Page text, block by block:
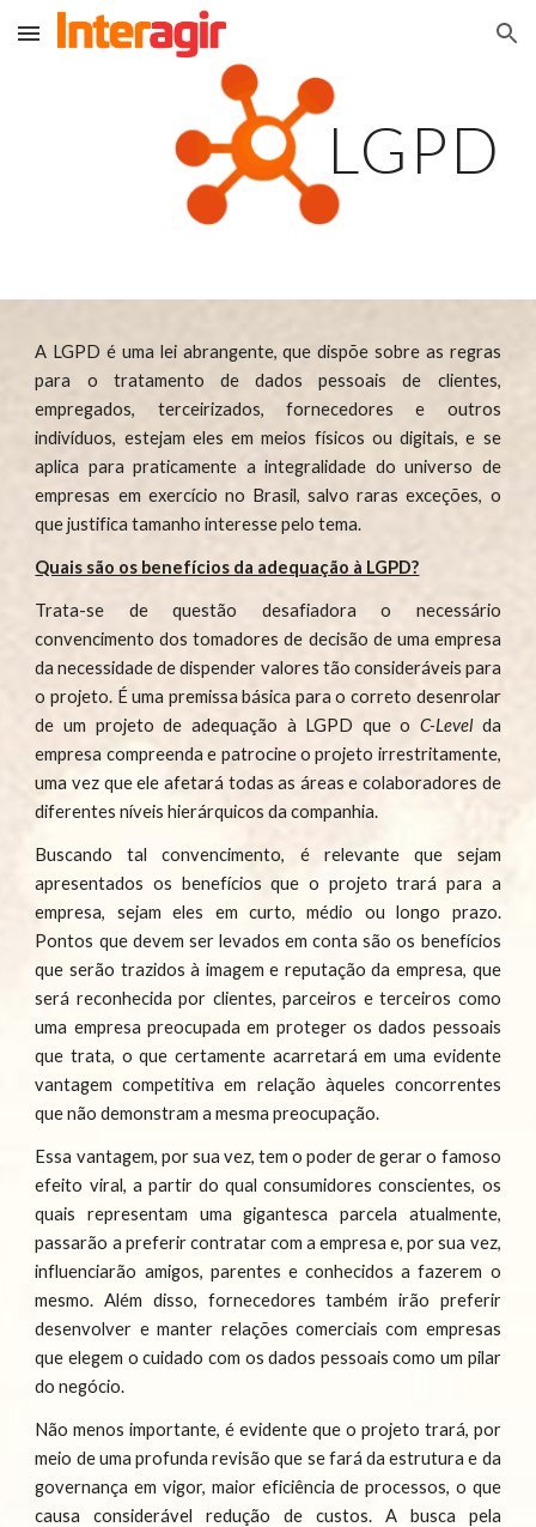
Skip to main content Skip to navigation
LGPD
A LGPD é uma lei abrangente, que dispõe sobre as regras
para o tratamento de dados pessoais de clientes,
empregados, terceirizados, fornecedores e outros
indivíduos, estejam eles em meios físicos ou digitais, e se
aplica para praticamente a integralidade do universo de
empresas em exercício no Brasil, salvo raras exceções, o
que justifica tamanho interesse pelo tema.
Quais são os benefícios da adequação à LGPD?
Trata-se de questão desafiadora o necessário
convencimento dos tomadores de decisão de uma empresa
da necessidade de dispender valores tão consideráveis para
o projeto. É uma premissa básica para o correto desenrolar
de um projeto de adequação à LGPD que o C-Levelda
empresa compreenda e patrocine o projeto irrestritamente,
uma vez que ele afetará todas as áreas e colaboradores de
diferentes níveis hierárquicos da companhia.
Buscando tal convencimento, é relevante que sejam
apresentados os benefícios que o projeto trará para a
empresa, sejam eles em curto, médio ou longo prazo.
Pontos que devem ser levados em conta são os benefícios
que serão trazidos à imagem e reputação da empresa, que
será reconhecida por clientes, parceiros e terceiros como
uma empresa preocupada em proteger os dados pessoais
que trata, o que certamente acarretará em uma evidente
vantagem competitiva em relação àqueles concorrentes
que não demonstram a mesma preocupação.
Essa vantagem, por sua vez, tem o poder de gerar o famoso
efeito viral, a partir do qual consumidores conscientes, os
quais representam uma gigantesca parcela atualmente,
passarão a preferir contratar com a empresa e, por sua vez,
influenciarão amigos, parentes e conhecidos a fazerem o
mesmo. Além disso, fornecedores também irão preferir
desenvolver e manter relações comerciais com empresas
que elegem o cuidado com os dados pessoais como um pilar
do negócio.
Não menos importante, é evidente que o projeto trará, por
meio de uma profunda revisão que se fará da estrutura e da
governança em vigor, maior eficiência de processos, o que
causa considerável redução de custos. A busca pela